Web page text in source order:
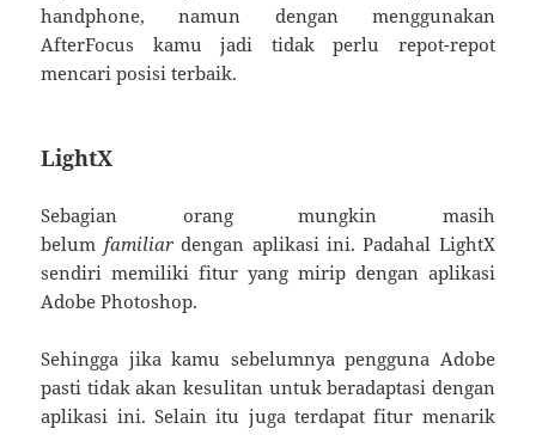
handphone, namun dengan menggunakan
AfterFocus kamu jadi tidak perlu repot-repot
mencari posisi terbaik.
LightX
Sebagian orang mungkin masih
belum familiardengan aplikasi ini. Padahal LightX
sendiri memiliki fitur yang mirip dengan aplikasi
Adobe Photoshop.
Sehingga jika kamu sebelumnya pengguna Adobe
pasti tidak akan kesulitan untuk beradaptasi dengan
aplikasi ini. Selain itu juga terdapat fitur menarik